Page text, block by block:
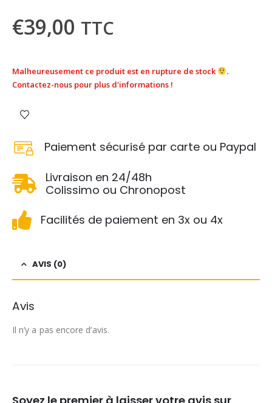
€39,00 TTC
Malheureusement ce produit est en rupture de stock
.
Contactez-nous pour plus d'informations !
Paiement sécurisé par carte ou Paypal
Livraison en 24/48h
Colissimo ou Chronopost
Facilités de paiement en 3x ou 4x
AVIS (0)
Avis
Il n’y a pas encore d’avis.